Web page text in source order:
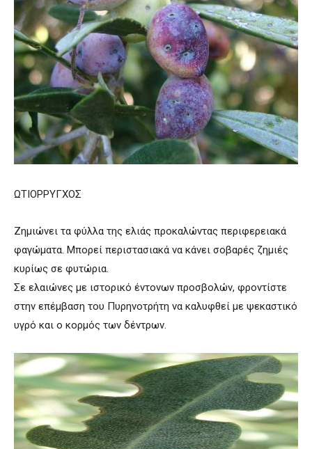
ΩΤΙΟΡΡΥΓΧΟΣ
Ζημιώνει τα φύλλα της ελιάς προκαλώντας περιφερειακά
φαγώματα. Μπορεί περιστασιακά να κάνει σοβαρές ζημιές
κυρίως σε φυτώρια.
Σε ελαιώνες με ιστορικό έντονων προσβολών, φροντίστε
στην επέμβαση του Πυρηνοτρήτη να καλυφθεί με ψεκαστικό
υγρό και ο κορμός των δέντρων.